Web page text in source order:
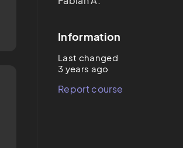
Information
Last changed
3 years ago
Report course